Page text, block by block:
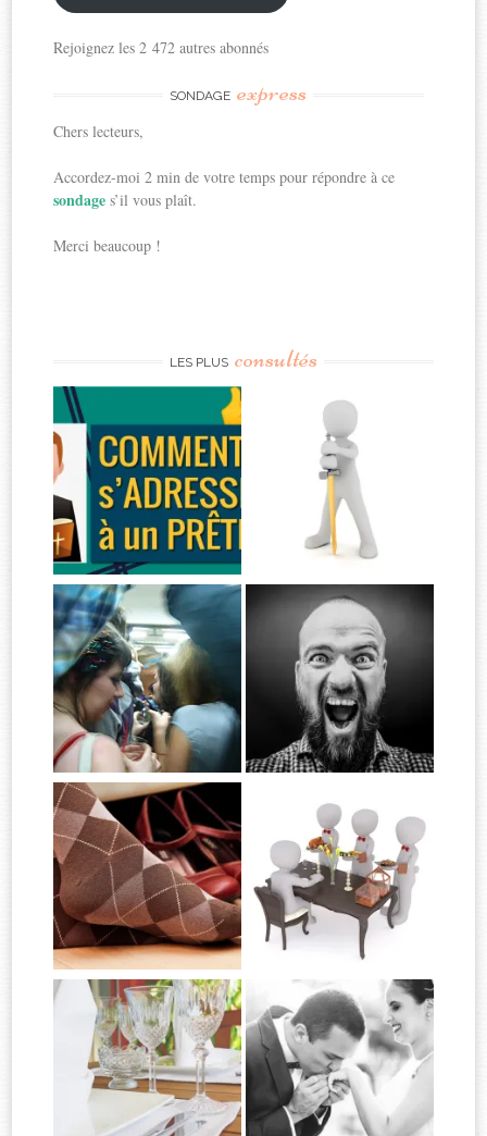
Rejoignez les 2 472 autres abonnés
SONDAGE express
Chers lecteurs,
Accordez-moi 2 min de votre temps pour répondre à ce
sondages’il vous plaît.
Merci beaucoup !
LES PLUS consultés